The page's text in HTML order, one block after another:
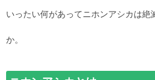
いったい何があってニホンアシカは絶
か。